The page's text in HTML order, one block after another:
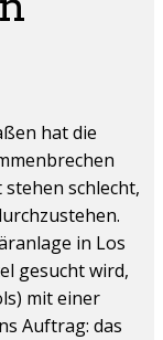
hat die
schlecht,
in Los
gesucht wird,
mit einer
Auftrag: das